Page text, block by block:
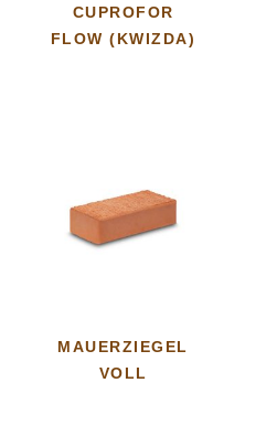
CUPROFOR
FLOW (KWIZDA)
MAUERZIEGEL
VOLL